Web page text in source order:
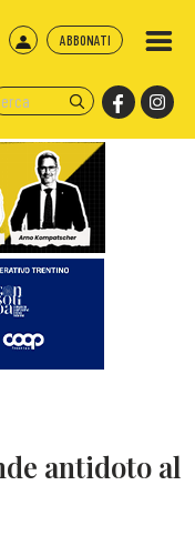
ABBONATI
antidoto al